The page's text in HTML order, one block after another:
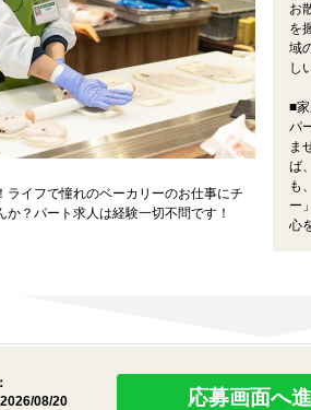
ライフで憧れのベーカリーのお仕事にチ
か？パート求人は経験一切不問です！
お
を
域
し
■
パ
ま
ば
も
ー
心
08/20
応募画面へ